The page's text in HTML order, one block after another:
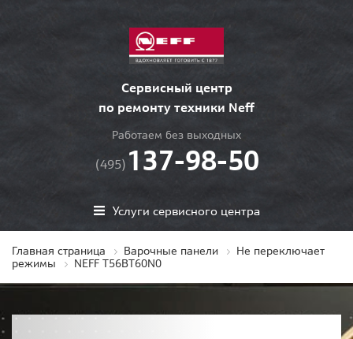
Сервисный центр
по ремонту техники Neff
Работаем без выходных
(495) 137-98-50
Услуги сервисного центра
Главная страница Варочные панели
Не переключает
режимы
NEFF T56BT60N0